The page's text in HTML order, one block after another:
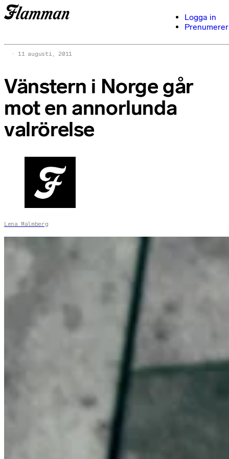
Logga in
11 augusti, 2011
Vänstern i Norge går
mot en annorlunda
valrörelse
Lena Malmberg